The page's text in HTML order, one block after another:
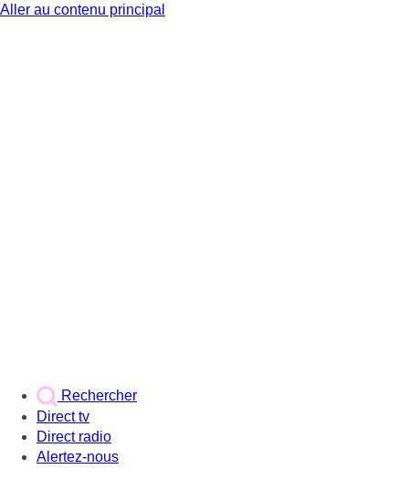
Aller au contenu principal
Rechercher
Direct tv
Direct radio
Alertez-nous